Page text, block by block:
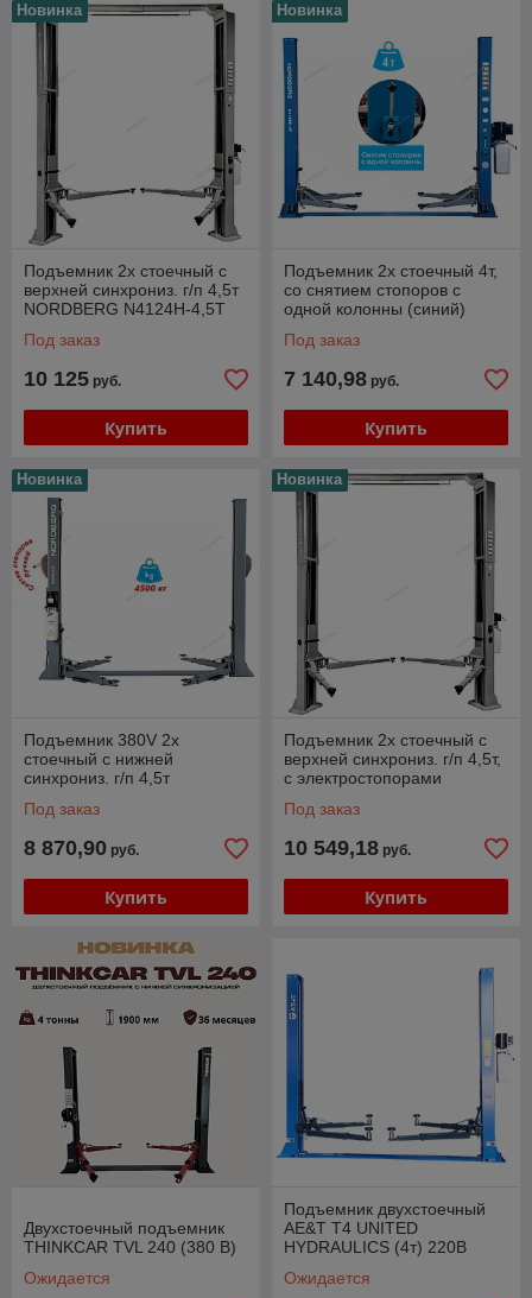
Новинка
Подъемник 2х стоечный с
верхней синхрониз. г/п 4,5т
NORDBERG N4124H-4,5T
Под заказ
10 125 руб.
Купить
Новинка
Подъемник 2х стоечный 4т,
со снятием стопоров с
одной колонны (синий)
Под заказ
7 140,98 руб.
Купить
Новинка
Подъемник 380V 2х
стоечный с нижней
синхрониз. г/п 4,5т
Под заказ
8 870,90 руб.
Купить
Новинка
Подъемник 2х стоечный с
верхней синхрониз. г/п 4,5т,
с электростопорами
380V
Под заказ
10 549,18 руб.
Купить
Двухстоечный подъемник
THINKCAR TVL 240 (380 В)
Ожидается
Подъемник двухстоечный
AE&T T4 UNITED
HYDRAULICS (4т) 220В
Ожидается